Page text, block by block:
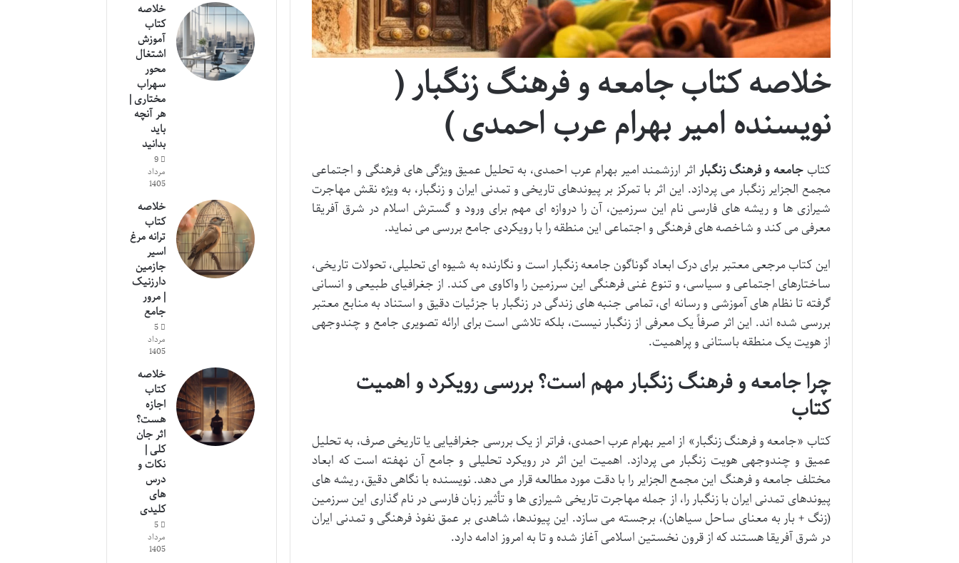
خلاصه کتاب جامعه و فرهنگ زنگبار (
نویسنده امیر بهرام عرب احمدی )
کتابجامعه و فرهنگ زنگباراثر ارزشمند امیر بهرام عرب احمدی، به تحلیل عمیق ویژگی های فرهنگی و اجتماعی
مجمع الجزایر زنگبار می پردازد. این اثر با تمرکز بر پیوندهای تاریخی و تمدنی ایران و زنگبار، به ویژه نقش مهاجرت
شیرازی ها و ریشه های فارسی نام این سرزمین، آن را دروازه ای مهم برای ورود و گسترش اسلام در شرق آفریقا
معرفی می کند و شاخصه های فرهنگی و اجتماعی این منطقه را با رویکردی جامع بررسی می نماید.
این کتاب مرجعی معتبر برای درک ابعاد گوناگون جامعه زنگبار است و نگارنده به شیوه ای تحلیلی، تحولات تاریخی،
ساختارهای اجتماعی و سیاسی، و تنوع غنی فرهنگی این سرزمین را واکاوی می کند. از جغرافیای طبیعی و انسانی
گرفته تا نظام های آموزشی و رسانه ای، تمامی جنبه های زندگی در زنگبار با جزئیات دقیق و استناد به منابع معتبر
بررسی شده اند. این اثر صرفاً یک معرفی از زنگبار نیست، بلکه تلاشی است برای ارائه تصویری جامع و چندوجهی
از هویت یک منطقه باستانی و پراهمیت.
چرا جامعه و فرهنگ زنگبار مهم است؟ بررسی رویکرد و اهمیت
کتاب
کتاب «جامعه و فرهنگ زنگبار» از امیر بهرام عرب احمدی، فراتر از یک بررسی جغرافیایی یا تاریخی صرف، به تحلیل
عمیق و چندوجهی هویت زنگبار می پردازد. اهمیت این اثر در رویکرد تحلیلی و جامع آن نهفته است که ابعاد
مختلف جامعه و فرهنگ این مجمع الجزایر را با دقت مورد مطالعه قرار می دهد. نویسنده با نگاهی دقیق، ریشه های
پیوندهای تمدنی ایران با زنگبار را، از جمله مهاجرت تاریخی شیرازی ها و تأثیر زبان فارسی در نام گذاری این سرزمین
(زنگ + بار به معنای ساحل سیاهان)، برجسته می سازد. این پیوندها، شاهدی بر عمق نفوذ فرهنگی و تمدنی ایران
در شرق آفریقا هستند که از قرون نخستین اسلامی آغاز شده و تا به امروز ادامه دارد.
خلاصه
کتاب
آموزش
اشتغال
محور
سهراب
مختاری |
هر آنچه
باید
بدانید
9
مرداد
1405
خلاصه
کتاب
ترانه مرغ
اسیر
جازمین
دارزنیک
| مرور
جامع
5
مرداد
1405
خلاصه
کتاب
اجازه
هست؟
اثر جان
کلی |
نکات و
درس
های
کلیدی
5
مرداد
1405